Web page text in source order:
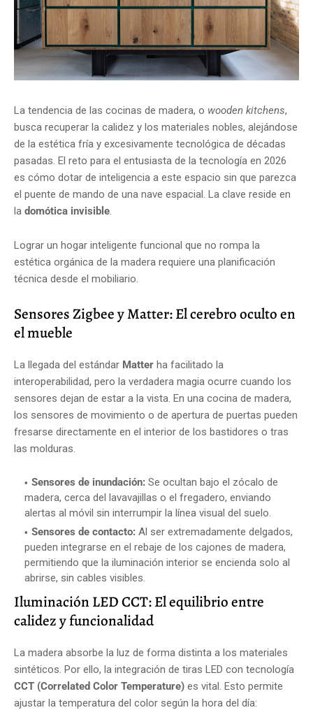
La tendencia de las cocinas de madera, o wooden kitchens,
busca recuperar la calidez y los materiales nobles, alejándose
de la estética fría y excesivamente tecnológica de décadas
pasadas. El reto para el entusiasta de la tecnología en 2026
es cómo dotar de inteligencia a este espacio sin que parezca
el puente de mando de una nave espacial. La clave reside en
la domótica invisible
Lograr un hogar inteligente funcional que no rompa la
estética orgánica de la madera requiere una planificación
técnica desde el mobiliario.
Sensores Zigbee y Matter: El cerebro oculto en
el mueble
La llegada del estándar Matter ha facilitado la
interoperabilidad, pero la verdadera magia ocurre cuando los
sensores dejan de estar a la vista. En una cocina de madera,
los sensores de movimiento o de apertura de puertas pueden
fresarse directamente en el interior de los bastidores o tras
las molduras.
Sensores de inundación: Se ocultan bajo el zócalo de
madera, cerca del lavavajillas o el fregadero, enviando
alertas al móvil sin interrumpir la línea visual del suelo.
Sensores de contacto: Al ser extremadamente delgados,
pueden integrarse en el rebaje de los cajones de madera,
permitiendo que la iluminación interior se encienda solo al
abrirse, sin cables visibles.
Iluminación LED CCT: El equilibrio entre
calidez y funcionalidad
La madera absorbe la luz de forma distinta a los materiales
sintéticos. Por ello, la integración de tiras LED con tecnología
CCT (Correlated Color Temperature) es vital. Esto permite
ajustar la temperatura del color según la hora del día: